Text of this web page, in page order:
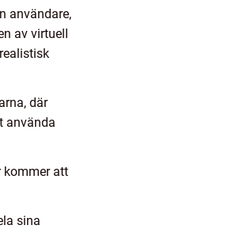
användare,
av virtuell
där
använda
kommer att
sina